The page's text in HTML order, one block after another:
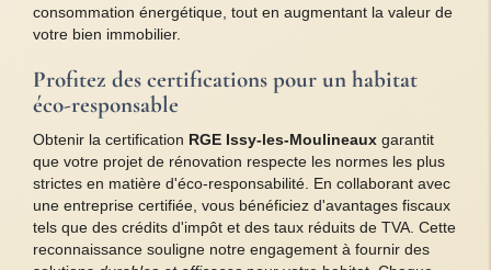
consommation énergétique, tout en augmentant la valeur de
votre bien immobilier.
Profitez des certifications pour un habitat
éco-responsable
Obtenir la certification RGE Issy-les-Moulineaux garantit
que votre projet de rénovation respecte les normes les plus
strictes en matière d'éco-responsabilité. En collaborant avec
une entreprise certifiée, vous bénéficiez d'avantages fiscaux
tels que des crédits d'impôt et des taux réduits de TVA. Cette
reconnaissance souligne notre engagement à fournir des